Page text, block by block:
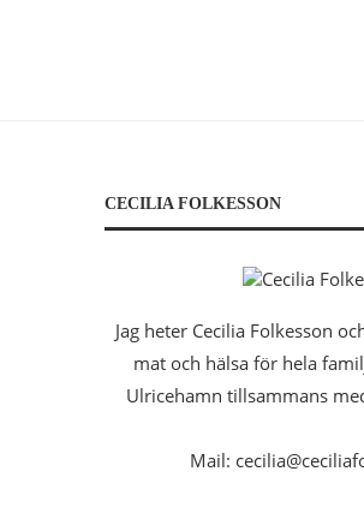
CECILIA FOLKESSON
Jag heter Cecilia Folkesson
mat och hälsa för hela
Ulricehamn tillsammans
Mail: